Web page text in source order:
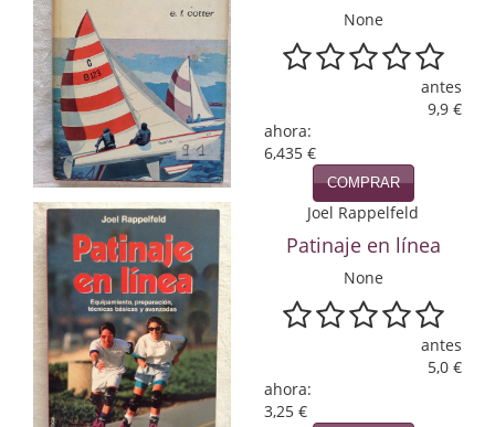
Literatura hispanoamericana
Local
Mafia y espionaje
Matemáticas
Música
Naturaleza
Novela Extranjera
Novela fantástica
None
antes
9,9 €
ahora:
6,435 €
COMPRAR
Joel Rappelfeld
Patinaje en línea
None
antes
5,0 €
ahora:
3,25 €